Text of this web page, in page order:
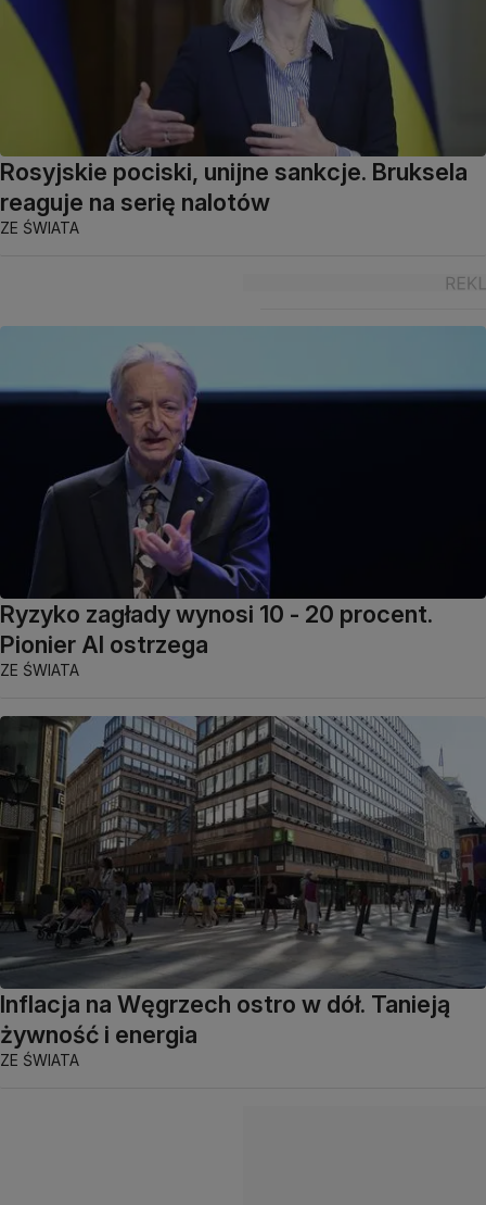
Rosyjskie pociski, unijne sankcje. Bruksela
reaguje na serię nalotów
ZE ŚWIATA
Ryzyko zagłady wynosi 10 - 20 procent.
Pionier AI ostrzega
ZE ŚWIATA
Inflacja na Węgrzech ostro w dół. Tanieją
żywność i energia
ZE ŚWIATA